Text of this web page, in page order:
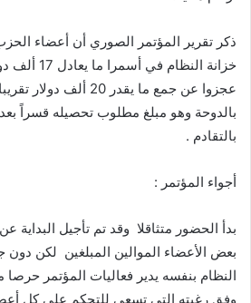
ذكر تقرير المؤتمر الصوري أن أعضاء
خزانة
عجزوا عن جمع ما يقدر 20
بالدوحة وهو مبلغ مطلوب تحصيله قسراً
بالتقادم .
أجواء المؤتمر :
بدأ الحضور متثاقلا وقد تم تأجيل البداية
بعض الأعضاء الموالين المبلغين لكن
النظام بنفسه يدير فعاليات المؤتمر حرصا
وفق رغبته التي تسعى للتحكم على كل أعضاء